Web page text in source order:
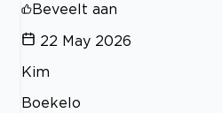
Beveelt aan
22 May 2026
Kim
Boekelo